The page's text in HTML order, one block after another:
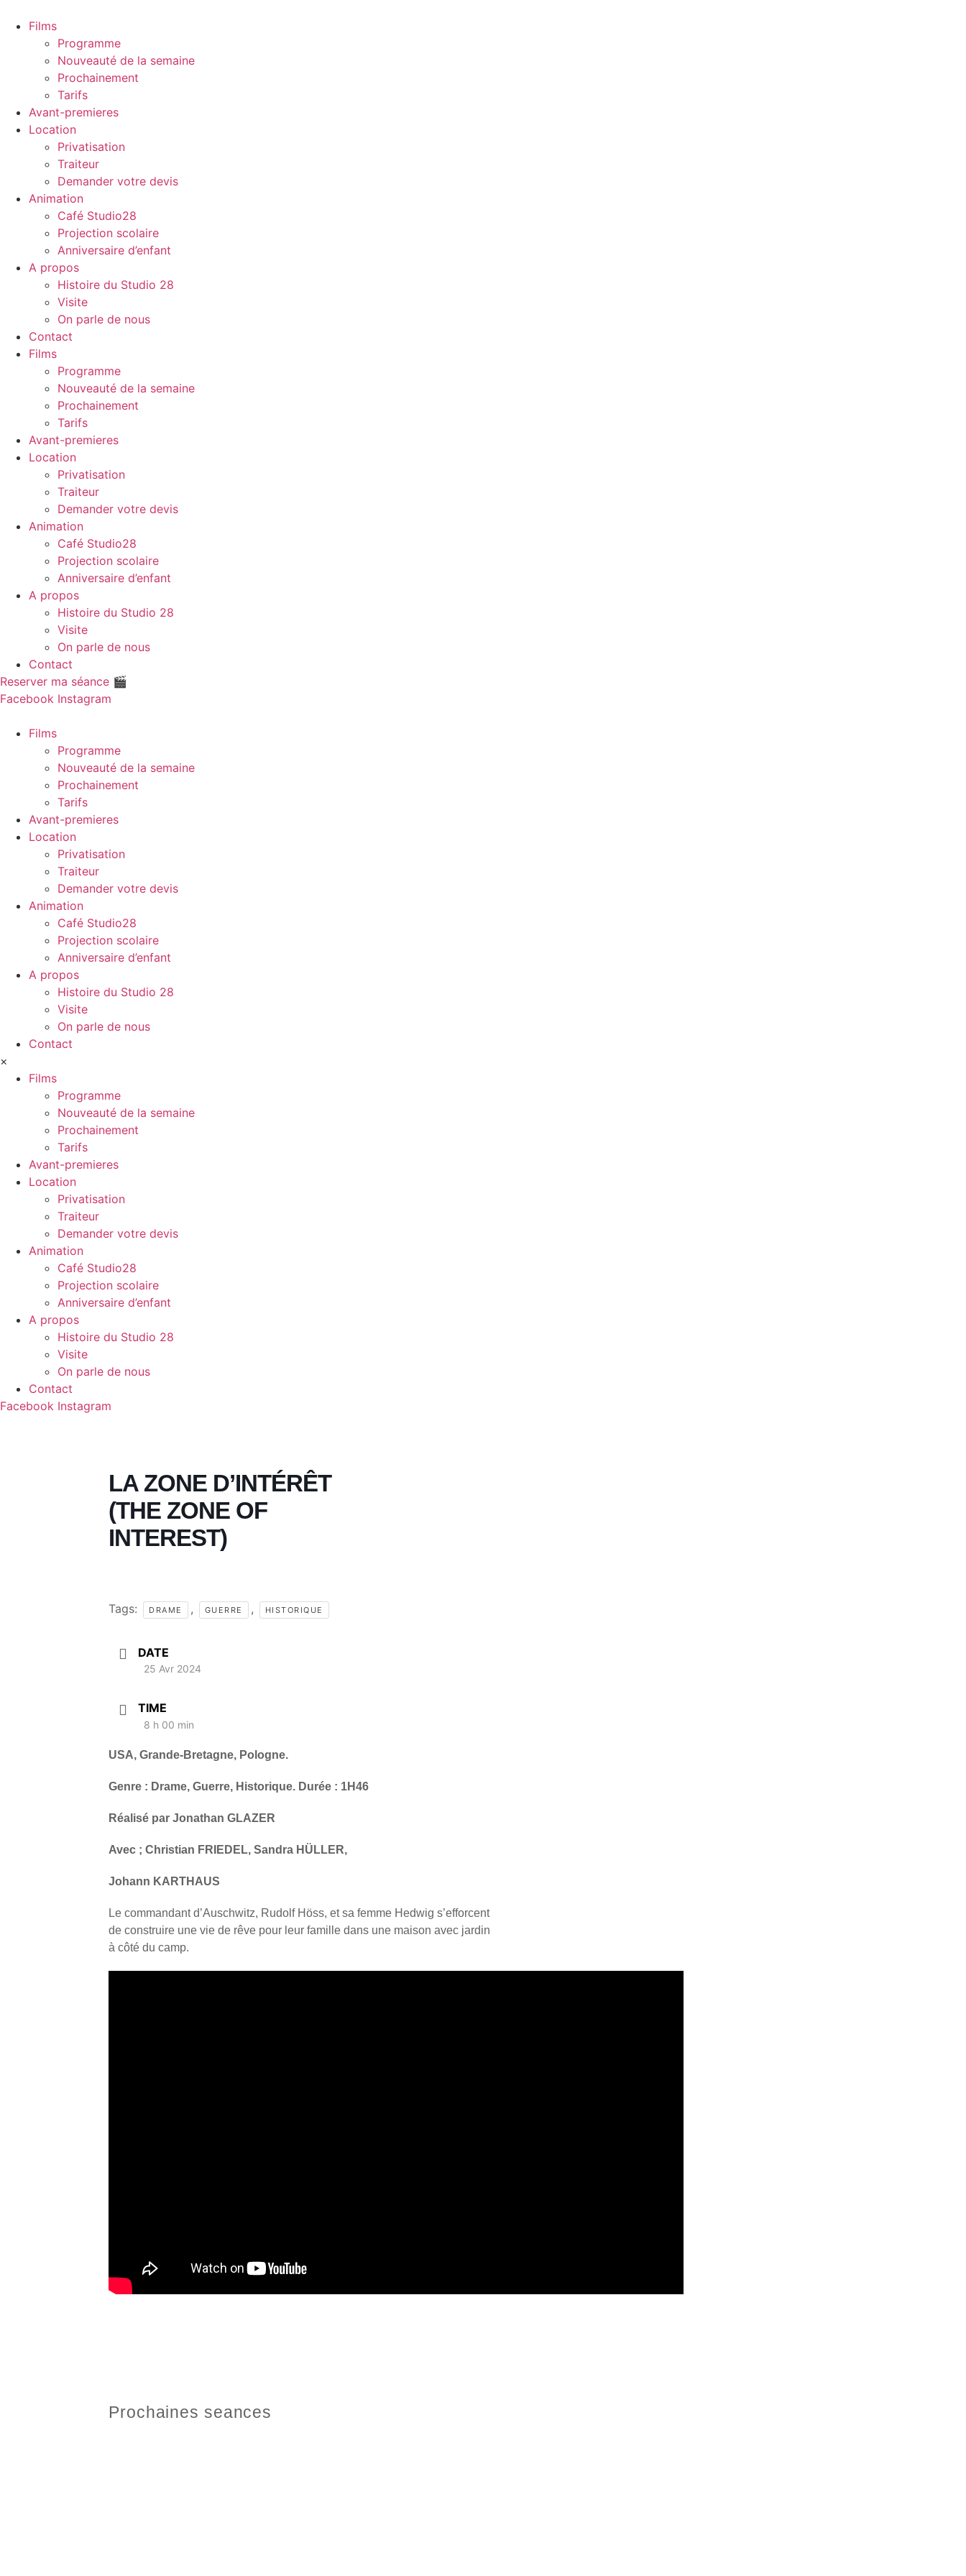
Films
Programme
Nouveauté de la semaine
Prochainement
Tarifs
Avant-premieres
Location
Privatisation
Traiteur
Demander votre devis
Animation
Café Studio28
Projection scolaire
Anniversaire d’enfant
A propos
Histoire du Studio 28
Visite
On parle de nous
Contact
Films
Programme
Nouveauté de la semaine
Prochainement
Tarifs
Avant-premieres
Location
Privatisation
Traiteur
Demander votre devis
Animation
Café Studio28
Projection scolaire
Anniversaire d’enfant
A propos
Histoire du Studio 28
Visite
On parle de nous
Contact
Reserver ma séance 🎬
Facebook Instagram
Films
Programme
Nouveauté de la semaine
Prochainement
Tarifs
Avant-premieres
Location
Privatisation
Traiteur
Demander votre devis
Animation
Café Studio28
Projection scolaire
Anniversaire d’enfant
A propos
Histoire du Studio 28
Visite
On parle de nous
Contact
×
Films
Programme
Nouveauté de la semaine
Prochainement
Tarifs
Avant-premieres
Location
Privatisation
Traiteur
Demander votre devis
Animation
Café Studio28
Projection scolaire
Anniversaire d’enfant
A propos
Histoire du Studio 28
Visite
On parle de nous
Contact
Facebook Instagram
LA ZONE D’INTÉRÊT
(THE ZONE OF
INTEREST)
Tags: DRAME , GUERRE , HISTORIQUE
DATE
25 Avr 2024
TIME
8 h 00 min
USA, Grande-Bretagne, Pologne.
Genre : Drame, Guerre, Historique. Durée : 1H46
Réalisé par Jonathan GLAZER
Avec ; Christian FRIEDEL, Sandra HÜLLER,
Johann KARTHAUS
Le commandant d’Auschwitz, Rudolf Höss, et sa femme Hedwig s’efforcent
de construire une vie de rêve pour leur famille dans une maison avec jardin
à côté du camp.
Prochaines seances